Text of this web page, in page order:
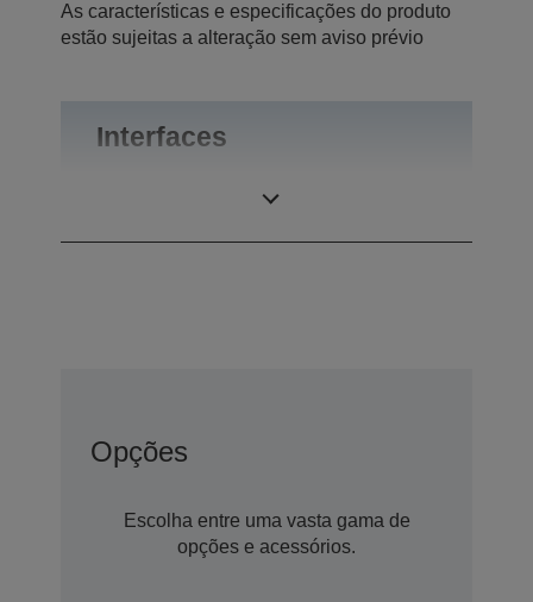
As características e especificações do produto
estão sujeitas a alteração sem aviso prévio
Interfaces
Opções
Escolha entre uma vasta gama de
opções e acessórios.